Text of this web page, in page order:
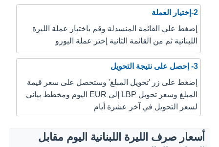
2-إختيار العملة
إضغط على القائمة المنسدلة وقم باختيار عملة الليرة
اللبنانية ثم من القائمة الثانية إختر عملة اليورو
3- إحصل على نتيجة التحويل
إضغط على زر 'تحويل المبلغ' وستحصل على سعر قيمة
المبلغ وسعر تحويل LBP إلى EUR اليوم ومخطط بياني
لسعر التحويل في آخر عشرة أيام
أسعار صرف الليرة اللبنانية اليوم مقابل